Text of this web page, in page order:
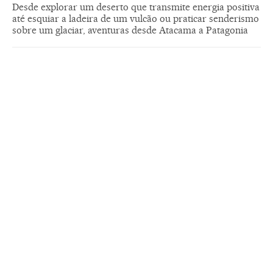
Desde explorar um deserto que transmite energia positiva
até esquiar a ladeira de um vulcão ou praticar senderismo
sobre um glaciar, aventuras desde Atacama a Patagonia